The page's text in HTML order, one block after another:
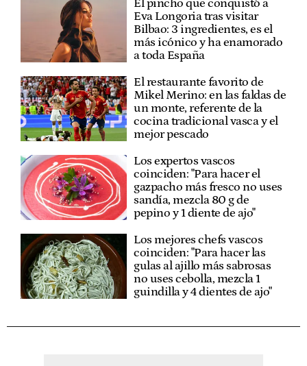
El pincho que conquistó a
Eva Longoria tras visitar
Bilbao: 3 ingredientes, es el
más icónico y ha enamorado
a toda España
El restaurante favorito de
Mikel Merino: en las faldas de
un monte, referente de la
cocina tradicional vasca y el
mejor pescado
Los expertos vascos
coinciden: "Para hacer el
gazpacho más fresco no uses
sandía, mezcla 80 g de
pepino y 1 diente de ajo"
Los mejores chefs vascos
coinciden: "Para hacer las
gulas al ajillo más sabrosas
no uses cebolla, mezcla 1
guindilla y 4 dientes de ajo"